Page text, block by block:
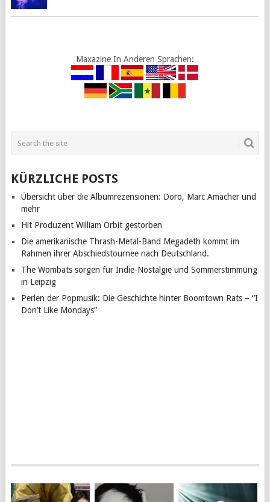
Maxazine In Anderen Sprachen:
KÜRZLICHE POSTS
Übersicht über die Albumrezensionen: Doro, Marc Amacher und
mehr
Hit Produzent William Orbit gestorben
Die amerikanische Thrash-Metal-Band Megadeth kommt im
Rahmen ihrer Abschiedstournee nach Deutschland.
The Wombats sorgen für Indie-Nostalgie und Sommerstimmung
in Leipzig
Perlen der Popmusik: Die Geschichte hinter Boomtown Rats – “I
Don’t Like Mondays”